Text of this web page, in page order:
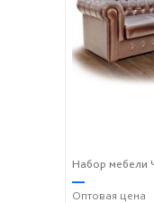
Набор мебели
—
Оптовая цена